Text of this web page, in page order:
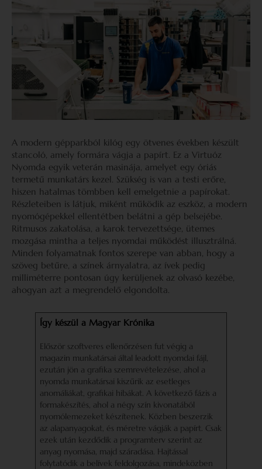
A modern gépparkból kilóg egy ötvenes években készült
stancoló, amely formára vágja a papírt. Ez a Virtuóz
Nyomda egyik veterán masinája, amelyet egy óriás
termetű munkatárs kezel. Szükség is van a testi erőre,
hiszen hatalmas tömbben kell emelgetnie a papírokat.
Részleteiben is látjuk, miként működik az eszköz, a modern
nyomógépekkel ellentétben belátni a gép belsejébe.
Ritmusos zakatolása, a karok tervezettsége, ütemes
mozgása mintha a teljes nyomdai működést illusztrálná.
Minden folyamatnak fontos szerepe van abban, hogy a
szöveg betűre, a színek árnyalatra, az ívek pedig
milliméterre pontosan úgy kerüljenek az olvasó kezébe,
ahogyan azt a megrendelő elgondolta.
Így készül a Magyar Krónika
Először szoftveres ellenőrzésen fut végig a
magazin munkatársai által leadott nyomdai fájl,
ezután jön a grafika szemrevételezése, ahol a
nyomda munkatársai kiszűrik az esetleges
anomáliákat, grafikai hibákat. A következő fázis a
formakészítés, ahol a négy szín kivonatából
nyomólemezeket készítenek. Közben beszerzik
az alapanyagokat, és méretre vágják a papírt. Csak
ezek után kezdődik a programterv szerint az
anyag nyomása, majd száradása. Hajtással
folytatódik a belívek feldolgozása, mindeközben